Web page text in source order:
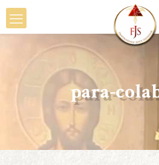
para-